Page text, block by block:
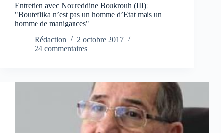
Entretien avec Noureddine Boukrouh (III):
"Bouteflika n’est pas un homme d’Etat mais un
homme de manigances"
Rédaction
2 octobre 2017
24 commentaires